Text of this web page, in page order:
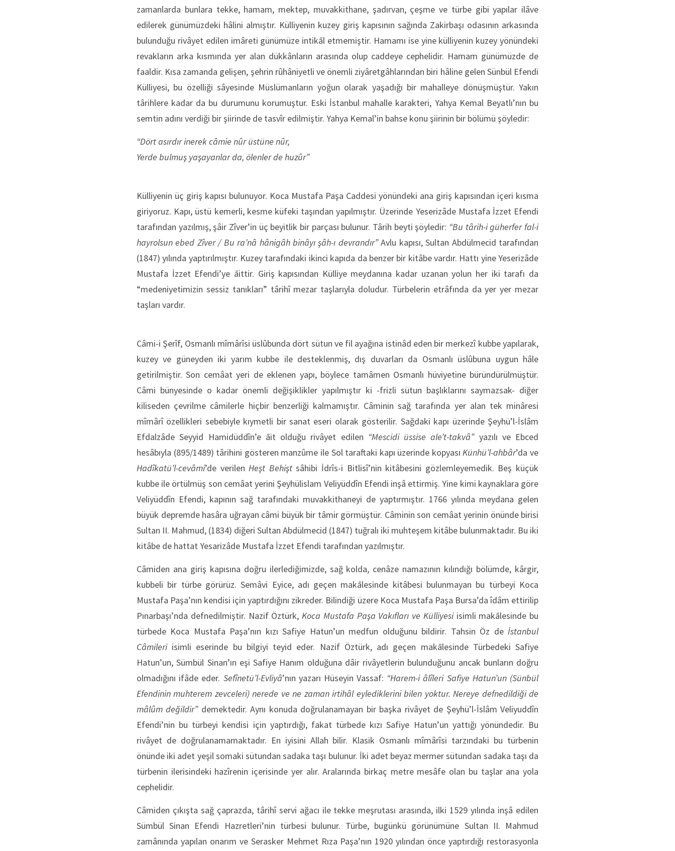
zamanlarda bunlara tekke, hamam, mektep, muvakkithane, şadırvan, çeşme ve türbe gibi yapılar ilâve
edilerek günümüzdeki hâlini almıştır. Külliyenin kuzey giriş kapısının sağında Zakirbaşı odasının arkasında
bulunduğu rivâyet edilen imâreti günümüze intikāl etmemiştir. Hamamı ise yine külliyenin kuzey yönündeki
revakların arka kısmında yer alan dükkânların arasında olup caddeye cephelidir. Hamam günümüzde de
faaldir. Kısa zamanda gelişen, şehrin rûhâniyetli ve önemli ziyâretgâhlarından biri hâline gelen Sünbül Efendi
Külliyesi, bu özelliği sâyesinde Müslümanların yoğun olarak yaşadığı bir mahalleye dönüşmüştür. Yakın
târihlere kadar da bu durumunu korumuştur. Eski İstanbul mahalle karakteri, Yahya Kemal Beyatlı’nın bu
semtin adını verdiği bir şiirinde de tasvîr edilmiştir. Yahya Kemal’in bahse konu şiirinin bir bölümü şöyledir:
“Dört asırdır inerek câmie nûr üstüne nûr,
Yerde bulmuş yaşayanlar da, ölenler de huzûr”
Külliyenin üç giriş kapısı bulunuyor. Koca Mustafa Paşa Caddesi yönündeki ana giriş kapısından içeri kısma
giriyoruz. Kapı, üstü kemerli, kesme küfeki taşından yapılmıştır. Üzerinde Yeserizâde Mustafa İzzet Efendi
tarafından yazılmış, şâir Zîver’in üç beyitlik bir parçası bulunur. Târih beyti şöyledir: “Bu târih-i güherfer fal-i
hayrolsun ebed Zîver / Bu ra’nâ hânigâh binâyı şâh-ı devrandır”Avlu kapısı, Sultan Abdülmecid tarafından
(1847) yılında yaptırılmıştır. Kuzey tarafındaki ikinci kapıda da benzer bir kitâbe vardır. Hattı yine Yeserizâde
Mustafa İzzet Efendi’ye āittir. Giriş kapısından Külliye meydanına kadar uzanan yolun her iki tarafı da
“medeniyetimizin sessiz tanıkları” târihî mezar taşlarıyla doludur. Türbelerin etrâfında da yer yer mezar
taşları vardır.
Câmi-i Şerîf, Osmanlı mîmârîsi üslûbunda dört sütun ve fil ayağına istinâd eden bir merkezî kubbe yapılarak,
kuzey ve güneyden iki yarım kubbe ile desteklenmiş, dış duvarları da Osmanlı üslûbuna uygun hâle
getirilmiştir. Son cemâat yeri de eklenen yapı, böylece tamâmen Osmanlı hüviyetine büründürülmüştür.
Câmi bünyesinde o kadar önemli değişiklikler yapılmıştır ki -frizli sütun başlıklarını saymazsak- diğer
kiliseden çevrilme câmilerle hiçbir benzerliği kalmamıştır. Câminin sağ tarafında yer alan tek minâresi
mîmârî özellikleri sebebiyle kıymetli bir sanat eseri olarak gösterilir. Sağdaki kapı üzerinde Şeyhü’l-İslâm
Efdalzâde Seyyid Hamidüddîn’e āit olduğu rivâyet edilen “Mescidi üssise ale’t-takvâ”yazılı ve Ebced
hesâbıyla (895/1489) târihini gösteren manzûme ile Sol taraftaki kapı üzerinde kopyasıKünhü’l-ahbâr’da ve
Hadîkatü’l-cevâmi’de verilenHeşt Behiştsâhibi İdrîs-i Bitlisî’nin kitâbesini gözlemleyemedik. Beş küçük
kubbe ile örtülmüş son cemâat yerini Şeyhülislam Veliyüddîn Efendi inşâ ettirmiş. Yine kimi kaynaklara göre
Veliyüddîn Efendi, kapının sağ tarafındaki muvakkithaneyi de yaptırmıştır. 1766 yılında meydana gelen
büyük depremde hasâra uğrayan câmi büyük bir tâmir görmüştür. Câminin son cemâat yerinin önünde birisi
Sultan II. Mahmud, (1834) diğeri Sultan Abdülmecid (1847) tuğralı iki muhteşem kitâbe bulunmaktadır. Bu iki
kitâbe de hattat Yesarizâde Mustafa İzzet Efendi tarafından yazılmıştır.
Câmiden ana giriş kapısına doğru ilerlediğimizde, sağ kolda, cenâze namazının kılındığı bölümde, kârgir,
kubbeli bir türbe görürüz. Semâvi Eyice, adı geçen makālesinde kitâbesi bulunmayan bu türbeyi Koca
Mustafa Paşa’nın kendisi için yaptırdığını zikreder. Bilindiği üzere Koca Mustafa Paşa Bursa’da îdâm ettirilip
Pınarbaşı’nda defnedilmiştir. Nazif Öztürk, Koca Mustafa Paşa Vakıfları ve Külliyesi isimli makālesinde bu
türbede Koca Mustafa Paşa’nın kızı Safiye Hatun’un medfun olduğunu bildirir. Tahsin Öz de İstanbul
Câmileriisimli eserinde bu bilgiyi teyid eder. Nazif Öztürk, adı geçen makālesinde Türbedeki Safiye
Hatun’un, Sümbül Sinan’ın eşi Safiye Hanım olduğuna dâir rivâyetlerin bulunduğunu ancak bunların doğru
olmadığını ifâde eder. Sefînetü’l-Evliyâ’nın yazarı Hüseyin Vassaf: “Harem-i âlîleri Safiye Hatun’un (Sünbül
Efendinin muhterem zevceleri) nerede ve ne zaman irtihâl eylediklerini bilen yoktur. Nereye defnedildiği de
mâlûm değildir”demektedir. Aynı konuda doğrulanamayan bir başka rivâyet de Şeyhü’l-İslâm Veliyuddîn
Efendi’nin bu türbeyi kendisi için yaptırdığı, fakat türbede kızı Safiye Hatun’un yattığı yönündedir. Bu
rivâyet de doğrulanamamaktadır. En iyisini Allah bilir. Klasik Osmanlı mîmârîsi tarzındaki bu türbenin
önünde iki adet yeşil somaki sütundan sadaka taşı bulunur. İki adet beyaz mermer sütundan sadaka taşı da
türbenin ilerisindeki hazîrenin içerisinde yer alır. Aralarında birkaç metre mesâfe olan bu taşlar ana yola
cephelidir.
Câmiden çıkışta sağ çaprazda, târihî servi ağacı ile tekke meşrutası arasında, ilki 1529 yılında inşâ edilen
Sümbül Sinan Efendi Hazretleri’nin türbesi bulunur. Türbe, bugünkü görünümüne Sultan II. Mahmud
zamânında yapılan onarım ve Serasker Mehmet Rıza Paşa’nın 1920 yılından önce yaptırdığı restorasyonla